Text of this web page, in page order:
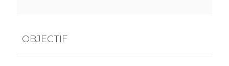
OBJECTIF